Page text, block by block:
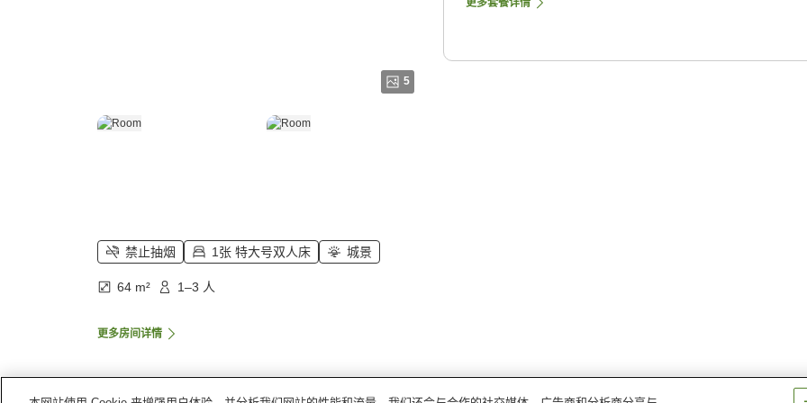
5
禁止抽烟 1张 特大号双人床 城景
64 m² 1–3 人
更多房间详情
更多套餐详情